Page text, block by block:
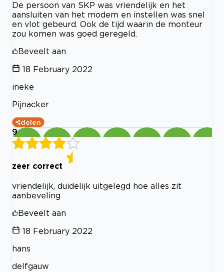
De persoon van SKP was vriendelijk en het
aansluiten van het modem en instellen was snel
en vlot gebeurd. Ook de tijd waarin de monteur
zou komen was goed geregeld.
Beveelt aan
18 February 2022
ineke
Pijnacker
delen
9
zeer correct
vriendelijk, duidelijk uitgelegd hoe alles zit
aanbeveling
Beveelt aan
18 February 2022
hans
delfgauw